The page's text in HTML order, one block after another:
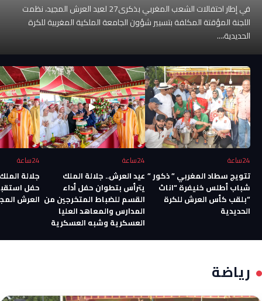
في إطار احتفالات الشعب المغربي بذكرى27 لعيد العرش المجيد، نظمت
اللجنة المؤقتة المكلفة بتسيير شؤون الجامعة الملكية المغربية للكرة
الحديدية،...
24ساعة
تتويج سطاد المغربي ” ذكور ”
شباب أطلس خنيفرة “اناث
“بلقب كأس العرش للكرة
الحديدية
24ساعة
عيد العرش.. جلالة الملك
يترأس بتطوان حفل أداء
القسم للضباط المتخرجين من
المدارس والمعاهد العليا
العسكرية وشبه العسكرية
24ساعة
جلالة
حفل
العرش
رياضة